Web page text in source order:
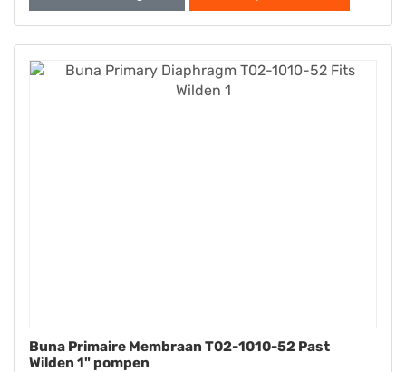
Buna Primaire Membraan T02-1010-52 Past
Wilden 1" pompen